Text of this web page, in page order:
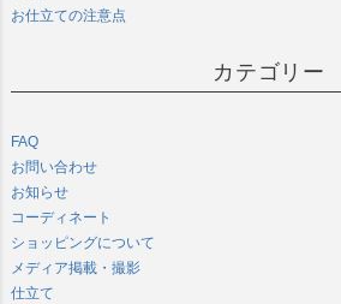
お仕立ての注意点
カテゴリー
FAQ
お問い合わせ
お知らせ
コーディネート
ショッピングについて
メディア掲載・撮影
仕立て